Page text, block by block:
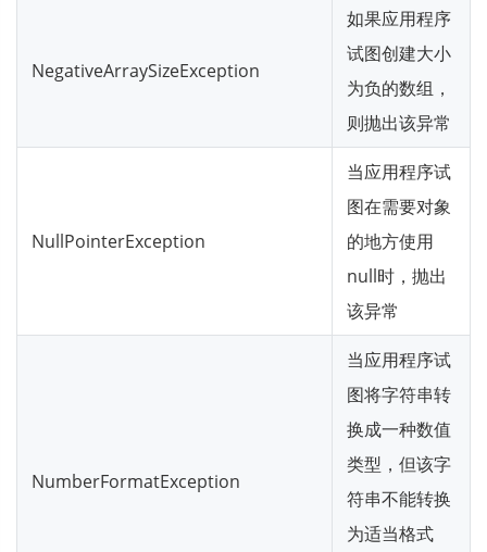
NegativeArraySizeException
如果应用程序
试图创建大小
为负的数组，
则抛出该异常
NullPointerException
当应用程序试
图在需要对象
的地方使用
null时，抛出
该异常
NumberFormatException
当应用程序试
图将字符串转
换成一种数值
类型，但该字
符串不能转换
为适当格式